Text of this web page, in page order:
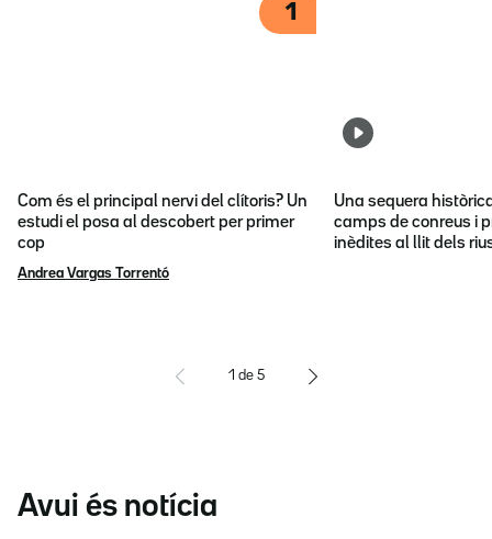
1
Com és el principal nervi del clítoris? Un
estudi el posa al descobert per primer
cop
Andrea Vargas Torrentó
Una sequera
camps de conreus i
inèdites al llit dels
1 de 5
Avui és notícia